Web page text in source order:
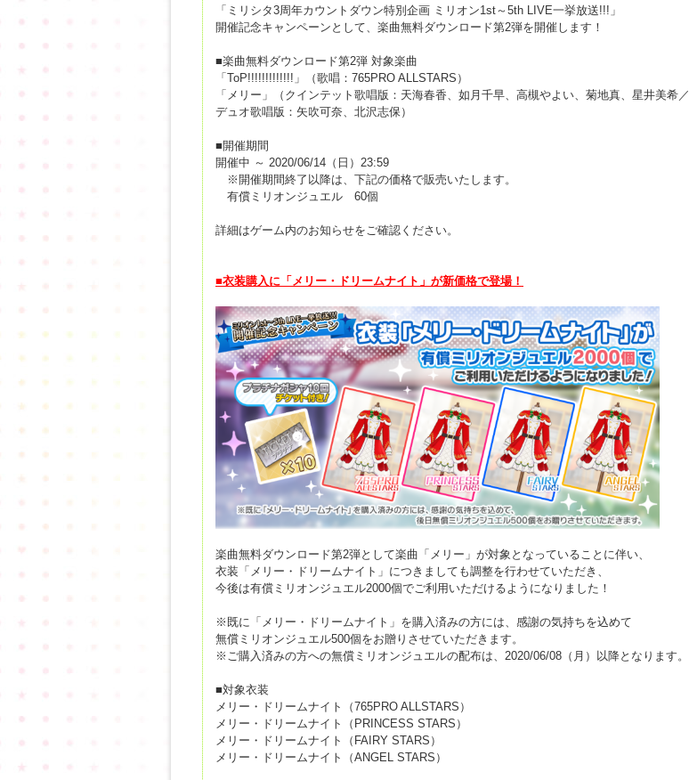
「ミリシタ3周年カウントダウン特別企画 ミリオン1st～5th LIVE一挙放送!!!」
開催記念キャンペーンとして、楽曲無料ダウンロード第2弾を開催します！
■楽曲無料ダウンロード第2弾 対象楽曲
「ToP!!!!!!!!!!!!!」（歌唱：765PRO ALLSTARS）
「メリー」（クインテット歌唱版：天海春香、如月千早、高槻やよい、菊地真、星井美希／
デュオ歌唱版：矢吹可奈、北沢志保）
■開催期間
開催中 ～ 2020/06/14（日）23:59
※開催期間終了以降は、下記の価格で販売いたします。
有償ミリオンジュエル 60個
詳細はゲーム内のお知らせをご確認ください。
■衣装購入に「メリー・ドリームナイト」が新価格で登場！
楽曲無料ダウンロード第2弾として楽曲「メリー」が対象となっていることに伴い、
衣装「メリー・ドリームナイト」につきましても調整を行わせていただき、
今後は有償ミリオンジュエル2000個でご利用いただけるようになりました！
※既に「メリー・ドリームナイト」を購入済みの方には、感謝の気持ちを込めて
無償ミリオンジュエル500個をお贈りさせていただきます。
※ご購入済みの方への無償ミリオンジュエルの配布は、2020/06/08（月）以降となります。
■対象衣装
メリー・ドリームナイト（765PRO ALLSTARS）
メリー・ドリームナイト（PRINCESS STARS）
メリー・ドリームナイト（FAIRY STARS）
メリー・ドリームナイト（ANGEL STARS）